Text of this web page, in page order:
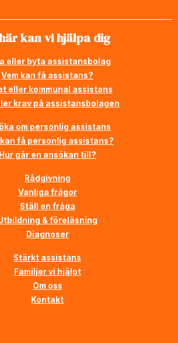
kan vi hjälpa dig
eller byta assistansbolag
Vem kan få assistans?
eller kommunal assistans
krav på assistansbolagen
om personlig assistans
kan få personlig assistans?
Hur går en ansökan till?
Rådgivning
Vanliga frågor
Ställ en fråga
& föreläsning
Diagnoser
Stärkt assistans
Familjer vi hjälpt
Om oss
Kontakt